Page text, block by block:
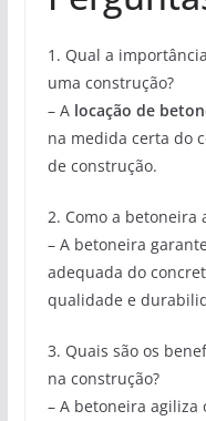
1. Qual a
uma construção?
– A locação de
na medida certa do
de construção.
2. Como a betoneira
– A betoneira
adequada do
qualidade e
3. Quais são os
na construção?
– A betoneira agiliza